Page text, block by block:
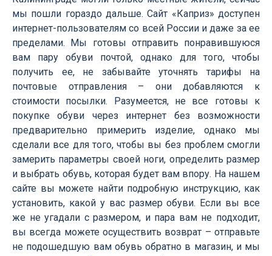
мы пошли гораздо дальше. Сайт «Каприз» доступен
интернет-пользователям со всей России и даже за ее
пределами. Мы готовы отправить понравившуюся
вам пару обуви почтой, однако для того, чтобы
получить ее, не забывайте уточнять тарифы на
почтовые отправления – они добавляются к
стоимости посылки. Разумеется, не все готовы к
покупке обуви через интернет без возможности
предварительно примерить изделие, однако мы
сделали все для того, чтобы вы без проблем смогли
замерить параметры своей ноги, определить размер
и выбрать обувь, которая будет вам впору. На нашем
сайте вы можете найти подробную инструкцию, как
установить, какой у вас размер обуви. Если вы все
же не угадали с размером, и пара вам не подходит,
вы всегда можете осуществить возврат – отправьте
не подошедшую вам обувь обратно в магазин, и мы